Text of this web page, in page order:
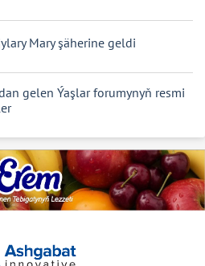
Mary şäherine geldi
gelen Ýaşlar forumynyň resmi